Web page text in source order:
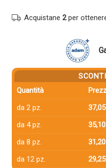
Multipack
compatibile
quantità
Acquistane 2per
Quantità
da 2 pz.
da 4 pz.
da 8 pz.
da 12 pz.